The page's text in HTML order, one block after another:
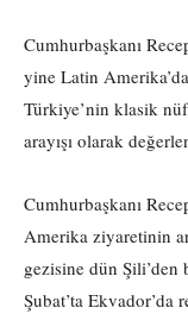
Cumhurbaşkanı
yine Latin
Türkiye’nin klasik
arayışı olarak
Cumhurbaşkanı
Amerika ziyaretinin
gezisine dün Şili’den
Şubat’ta Ekvador’da